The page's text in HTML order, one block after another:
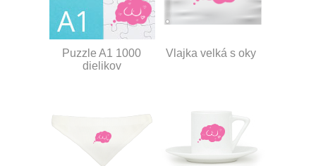
Puzzle A1 1000
dielikov
Vlajka velká s oky